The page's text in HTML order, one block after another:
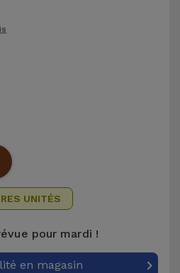
UNITÉS
pour mardi !
en magasin